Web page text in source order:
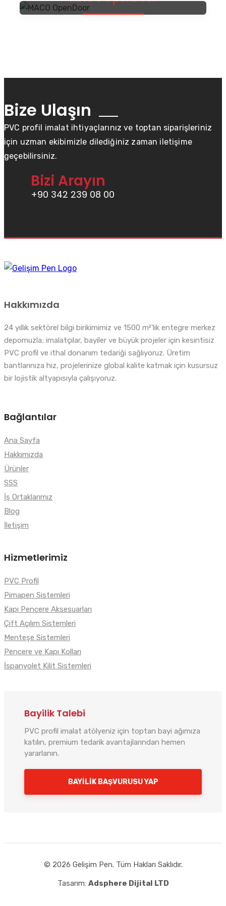
Bize Ulaşın
PVC profil imalat ihtiyaçlarınız ve toptan siparişleriniz
için uzman ekibimizle dilediğiniz zaman iletişime
geçebilirsiniz.
Bizi Arayın
+90 342 239 08 00
Hakkımızda
24 yıllık sektörel bilgi birikimimiz ve 1500 m²'lik entegre merkez
depomuzla; imalatçılar, bayiler ve büyük projeler için kesintisiz
PVC profil ve ithal donanım tedariği sağlıyoruz. Üretim
bantlarınıza hız, projelerinize global kalite katmak için kusursuz
bir lojistik altyapısıyla çalışıyoruz.
Bağlantılar
Ana Sayfa
Hakkımızda
Ürünler
SSS
İş Ortaklarımız
Blog
İletişim
Hizmetlerimiz
PVC Profil
Pimapen Sistemleri
Kapı Pencere Aksesuarları
Çift Açılım Sistemleri
Menteşe Sistemleri
Pencere ve Kapı Kolları
İspanyolet Kilit Sistemleri
Bayilik Talebi
PVC profil imalat atölyeniz için toptan bayi ağımıza
katılın, premium tedarik avantajlarından hemen
yararlanın.
BAYILIK BAŞVURUSU YAP
© 2026 Gelişim Pen. Tüm Hakları Saklıdır.
Tasarım: Adsphere Dijital LTD
Gelişim Pen
PVC profil, aksesuar ve toptan bayi